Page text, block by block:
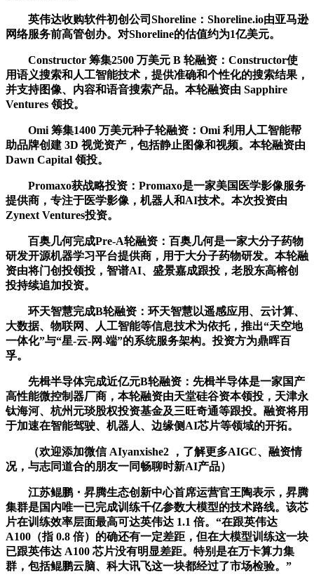
英伟达收购软件初创公司Shoreline：Shoreline.io由亚马逊
网络服务前高管创办。对Shoreline的估值约为1亿美元。
Constructor 筹集2500 万美元 B 轮融资：Constructor使
用语义搜索和人工智能技术，提供准确和个性化的搜索结果，
并支持图像、内容和语音搜索产品。本轮融资由 Sapphire
Ventures 领投。
Omi 筹集1400 万美元种子轮融资：Omi 利用人工智能帮
助品牌创建 3D 视觉资产，包括静止图像和视频。本轮融资由
Dawn Capital 领投。
Promaxo获战略投资：Promaxo是一家美国医学影像服务
提供商，专注于医学影像，机器人和AI技术。本次投资由
Zynext Ventures投资。
百奥几何完成Pre-A轮融资：百奥几何是一家大分子药物
研发开源机器学习平台提供商，用于大分子药物研发。本轮融
资由将门创投领投，智谱AI、盛景嘉成跟投，老股东高榕创
投持续追加投资。
环天智慧完成B轮融资：环天智慧以遥感应用、云计算、
大数据、物联网、人工智能等信息技术为依托，推出“天空地
一体化”与“星-云-网-端”的系统服务架构。投资方为鼎晖百
孚。
先楫半导体完成近亿元B轮融资：先楫半导体是一家国产
高性能微控制器厂商，本轮融资由天堂硅谷资本领投，天津永
钛海河、杭州元琰股权投资基金及三旺奇通等跟投。融资将用
于加速在智能驾驶、机器人、边缘侧AI芯片等领域的开拓。
（欢迎添加微信 AIyanxishe2 ，了解更多AIGC、融资情
况，与志同道合的朋友一同畅聊时新AI产品）
江苏鲲鹏・昇腾生态创新中心首席运营官王陶表示，昇腾
集群是国内唯一已完成训练千亿参数大模型的技术路线。该芯
片在训练效率层面最高可达英伟达 1.1 倍。“在跟英伟达
A100（指 0.8 倍）的确还有一定差距，但在大模型训练这一块
已跟英伟达 A100 芯片没有明显差距。特别是在万卡算力集
群，包括鲲鹏云脑、科大讯飞这一块都经过了市场检验。”